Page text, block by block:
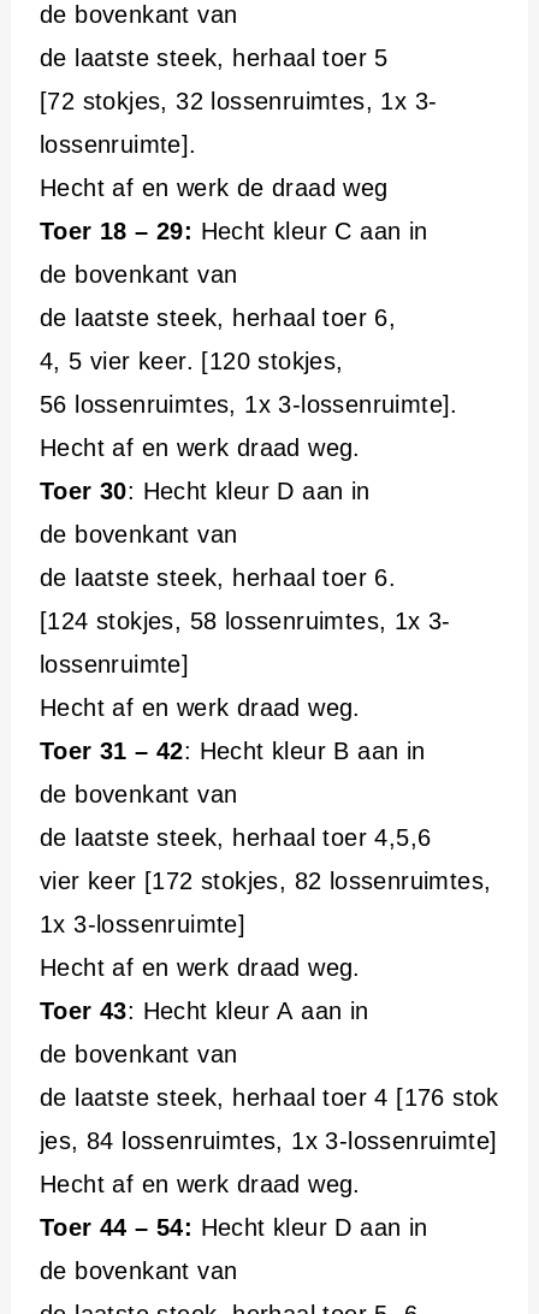
de bovenkant van
de laatste steek, herhaal toer 5
[72 stokjes, 32 lossenruimtes, 1x 3-
lossenruimte].
Hecht af en werk de draad weg
Toer 18 – 29: Hecht kleur C aan in
de bovenkant van
de laatste steek, herhaal toer 6,
4, 5 vier keer. [120 stokjes,
56 lossenruimtes, 1x 3-lossenruimte].
Hecht af en werk draad weg.
Toer 30: Hecht kleur D aan in
de bovenkant van
de laatste steek, herhaal toer 6.
[124 stokjes, 58 lossenruimtes, 1x 3-
lossenruimte]
Hecht af en werk draad weg.
Toer 31 – 42: Hecht kleur B aan in
de bovenkant van
de laatste steek, herhaal toer 4,5,6
vier keer [172 stokjes, 82 lossenruimtes,
1x 3-lossenruimte]
Hecht af en werk draad weg.
Toer 43: Hecht kleur A aan in
de bovenkant van
de laatste steek, herhaal toer 4 [176 stok
jes, 84 lossenruimtes, 1x 3-lossenruimte]
Hecht af en werk draad weg.
Toer 44 – 54: Hecht kleur D aan in
de bovenkant van